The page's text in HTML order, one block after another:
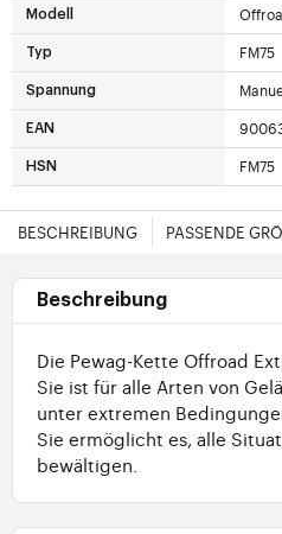
Modell
Typ FM75
Spannung
EAN
HSN FM75
BESCHREIBUNG PASSENDE
Beschreibung
Die Pewag-Kette Offroad
Sie ist für alle Arten von
unter extremen
Sie ermöglicht es, alle
bewältigen.